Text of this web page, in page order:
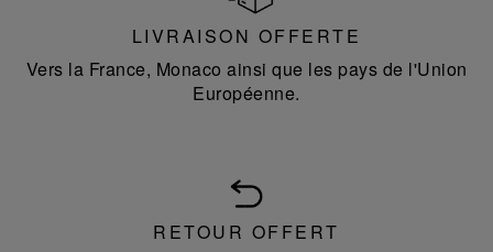
LIVRAISON OFFERTE
Vers la France, Monaco ainsi que les pays de l'Union
Européenne.
RETOUR OFFERT